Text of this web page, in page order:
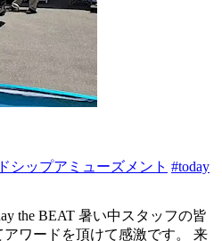
シップアミューズメント #today
the BEAT 暑い中スタッフの皆
ワードを頂けて感激です。 来